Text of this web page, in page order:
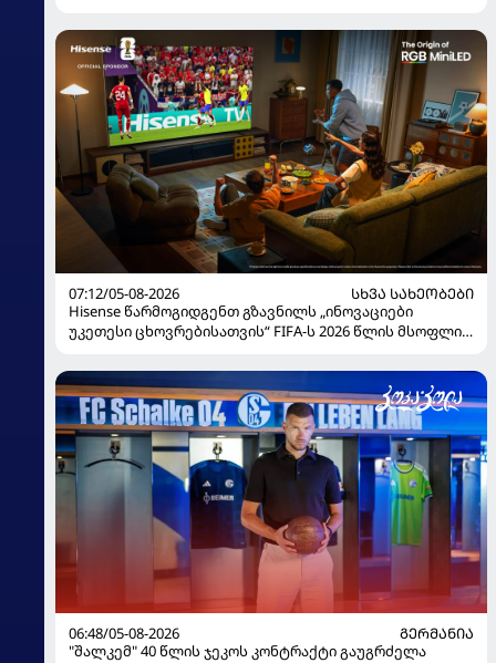
07:12/05-08-2026
ᲡᲮᲕᲐ ᲡᲐᲮᲔᲝᲑᲔᲑᲘ
Hisense წარმოგიდგენთ გზავნილს „ინოვაციები
უკეთესი ცხოვრებისათვის“ FIFA-ს 2026 წლის მსოფლიო
06:48/05-08-2026
ᲒᲔᲠᲛᲐᲜᲘᲐ
"შალკემ" 40 წლის ჯეკოს კონტრაქტი გაუგრძელა